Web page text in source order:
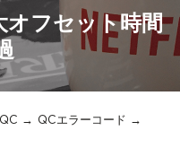
オフセット時間
QC QCエラーコード